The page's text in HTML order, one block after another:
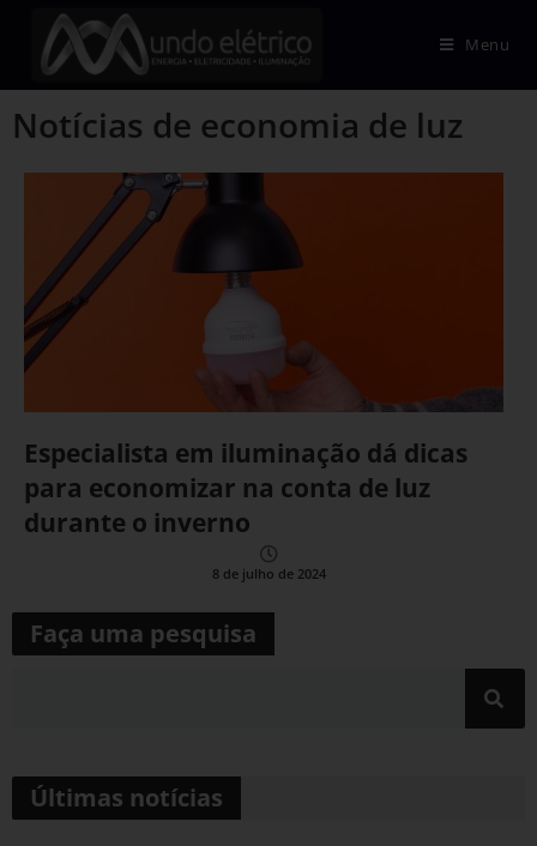
Menu
Notícias de economia de luz
Especialista em iluminação dá dicas
para economizar na conta de luz
durante o inverno
8 de julho de 2024
Faça uma pesquisa
Últimas notícias